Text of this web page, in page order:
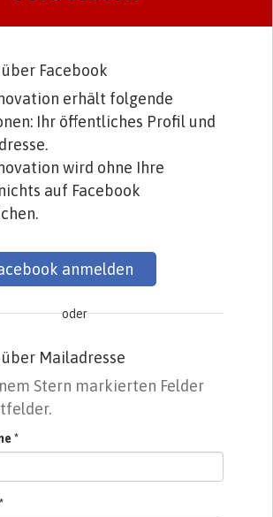
Facebook
erhält folgende
Ihr öffentliches Profil und
wird ohne Ihre
auf Facebook
anmelden
oder
Mailadresse
Stern markierten Felder
*
*